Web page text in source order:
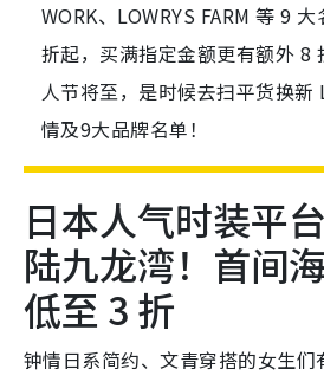
WORK、LOWRYS FARM 等 9
折起，买满指定金额更有额外 8
人节将至，是时候去扫平货换
情及9大品牌名单！
日本人气时装平
陆九龙湾！首间
低至 3 折
钟情日系简约、文青穿搭的女生们